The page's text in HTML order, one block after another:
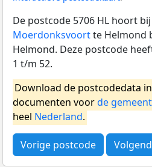
De postcode 5706 HL hoort
Moerdonksvoortte Helmond
Helmond. Deze postcode
1 t/m 52.
Download de postcodedata
documenten voorde
heel Nederland.
Vorige postcode